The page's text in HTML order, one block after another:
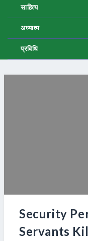
साहित्य
अध्यात्म
प्रविधि
Security
Servants